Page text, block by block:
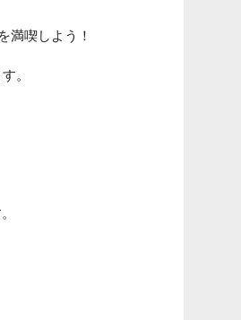
満喫しよう！
。